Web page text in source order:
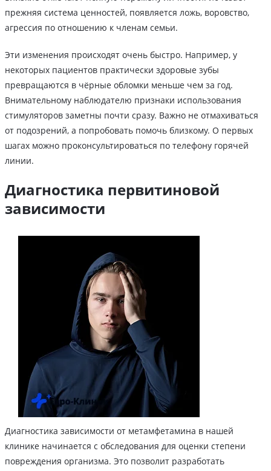
прежняя система ценностей, появляется ложь, воровство,
агрессия по отношению к членам семьи.
Эти изменения происходят очень быстро. Например, у
некоторых пациентов практически здоровые зубы
превращаются в чёрные обломки меньше чем за год.
Внимательному наблюдателю признаки использования
стимуляторов заметны почти сразу. Важно не отмахиваться
от подозрений, а попробовать помочь близкому. О первых
шагах можно проконсультироваться по телефону горячей
линии.
Диагностика первитиновой
зависимости
Диагностика зависимости от метамфетамина в нашей
клинике начинается с обследования для оценки степени
повреждения организма. Это позволит разработать